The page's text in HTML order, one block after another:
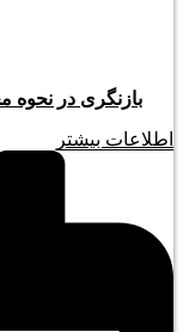
بازنگری در نحوه
اطلاعات بیشتر